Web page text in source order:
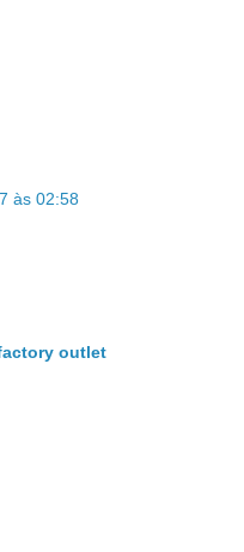
às 02:58
outlet